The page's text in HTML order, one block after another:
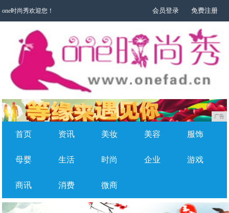
one时尚秀欢迎您！ 会员登录 免费注册
广告
首页 资讯 美妆 美容 服饰
母婴 生活 时尚 企业 游戏
商讯 消费 微商